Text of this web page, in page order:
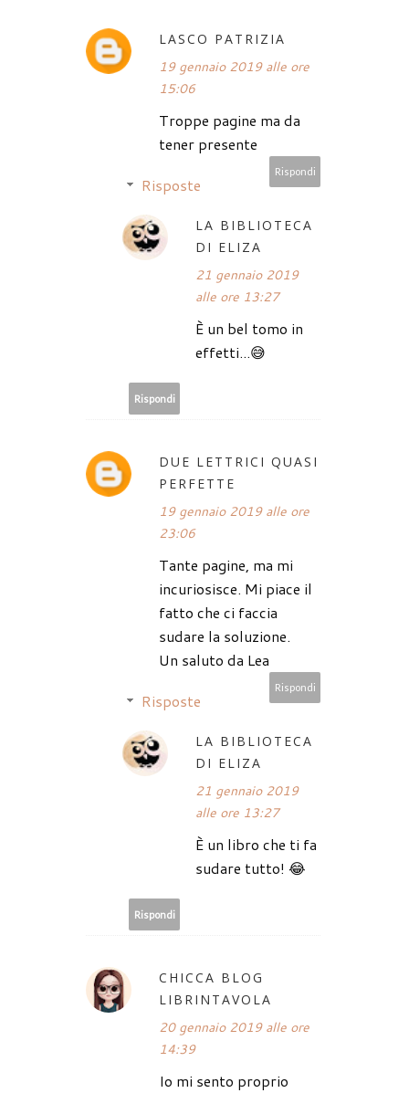
LASCO PATRIZIA
19 gennaio 2019 alle ore
15:06
Troppe pagine ma da
tener presente
Rispondi
Risposte
LA BIBLIOTECA
DI ELIZA
21 gennaio 2019
alle ore 13:27
È un bel tomo in
effetti...😅
Rispondi
DUE LETTRICI QUASI
PERFETTE
19 gennaio 2019 alle ore
23:06
Tante pagine, ma mi
incuriosisce. Mi piace il
fatto che ci faccia
sudare la soluzione.
Un saluto da Lea
Rispondi
Risposte
LA BIBLIOTECA
DI ELIZA
21 gennaio 2019
alle ore 13:27
È un libro che ti fa
sudare tutto! 😂
Rispondi
CHICCA BLOG
LIBRINTAVOLA
20 gennaio 2019 alle ore
14:39
Io mi sento proprio